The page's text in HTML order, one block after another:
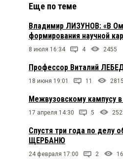
Еще по теме
Владимир ЛИЗУНОВ: «В
формирования научной
8 июля 16:34 4 2455
Профессор Виталий
18 июня 19:01 11 2815
Межвузовскому кампусу
17 апреля 14:30 5
Спустя три года по делу
ЩЕРБАНЮ
24 февраля 17:00 2